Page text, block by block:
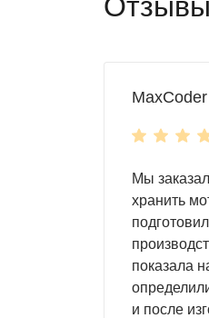
MaxCoder
Мы
хранить
показала
и после